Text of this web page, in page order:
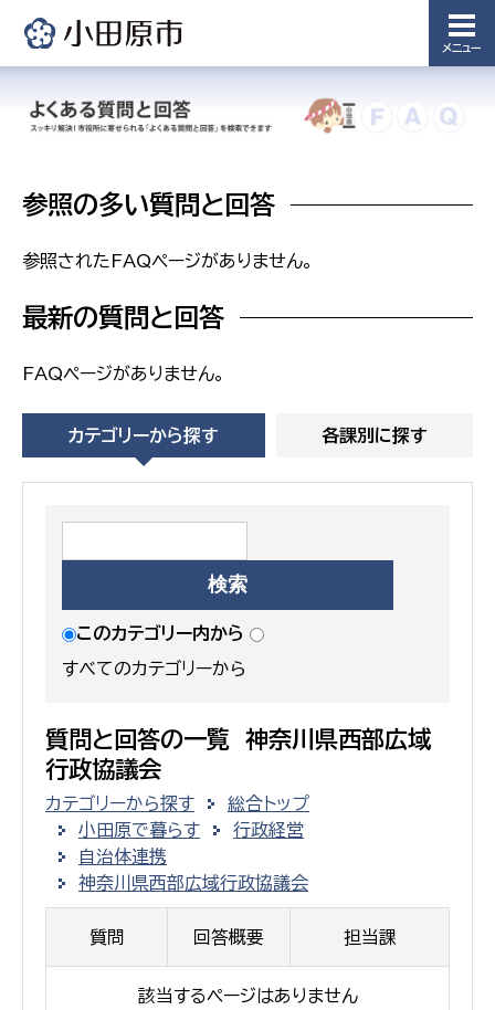
メニュー
務局
議会総務
課
参照の多い質問と回答
参照されたFAQページがありません。
最新の質問と回答
FAQページがありません。
カテゴリーから探す 各課別に探す
このカテゴリー内から
すべてのカテゴリーから
質問と回答の一覧 神奈川県西部広域
行政協議会
カテゴリーから探す
総合トップ
小田原で暮らす
行政経営
自治体連携
神奈川県西部広域行政協議会
質問 回答概要 担当課
該当するページはありません